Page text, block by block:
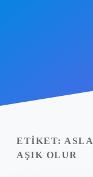
Yasal Uyarı
ETIKET:
AŞIK OLUR